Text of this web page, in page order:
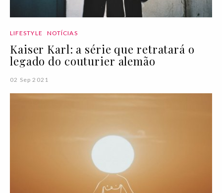
LIFESTYLE NOTÍCIAS
Kaiser Karl: a série que retratará o
legado do couturier alemão
02 Sep 2021